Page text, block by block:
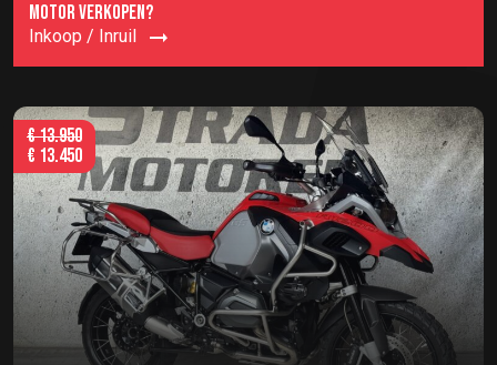
MOTOR VERKOPEN?
Inkoop / Inruil
€13.950
€ 13.450